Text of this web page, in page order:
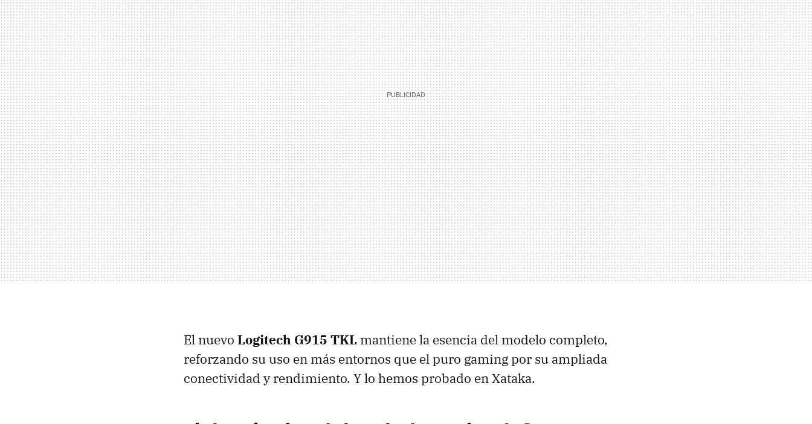
El nuevo Logitech G915 TKL mantiene la esencia del modelo completo,
reforzando su uso en más entornos que el puro gaming por su ampliada
conectividad y rendimiento. Y lo hemos probado en Xataka.